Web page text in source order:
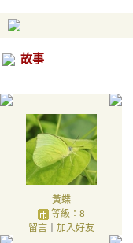
故事
黃蝶
等級：8
留言｜ 加入好友